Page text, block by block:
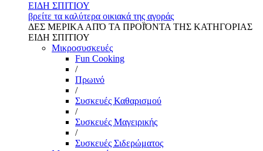
ΕΙΔΗ ΣΠΙΤΙΟΥ
βρείτε τα καλύτερα οικιακά της αγοράς
ΔΕΣ ΜΕΡΙΚΑ ΑΠΌ ΤΑ ΠΡΟΪΌΝΤΑ ΤΗΣ ΚΑΤΗΓΟΡΙΑΣ
ΕΙΔΗ ΣΠΙΤΙΟΥ
Μικροσυσκευές
Fun Cooking
/
Πρωινό
/
Συσκευές Καθαρισμού
/
Συσκευές Μαγειρικής
/
Συσκευές Σιδερώματος